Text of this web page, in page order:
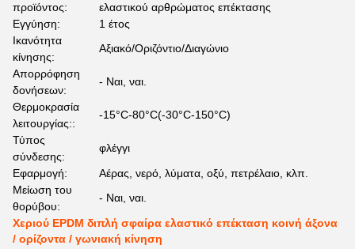
προϊόντος:
ελαστικού αρθρώματος επέκτασης
Εγγύηση:
1 έτος
Ικανότητα
κίνησης:
Αξιακό/Οριζόντιο/Διαγώνιο
Απορρόφηση
δονήσεων:
- Ναι, ναι.
Θερμοκρασία
λειτουργίας::
-15°C-80°C(-30°C-150°C)
Τύπος
σύνδεσης:
φλέγγι
Εφαρμογή:
Αέρας, νερό, λύματα, οξύ, πετρέλαιο, κλπ.
Μείωση του
θορύβου:
- Ναι, ναι.
Χεριού EPDM διπλή σφαίρα ελαστικό επέκταση κοινή άξονα
/ ορίζοντα / γωνιακή κίνηση